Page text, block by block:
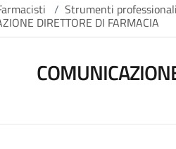
/ Strumenti
DIRETTORE DI FARMACIA